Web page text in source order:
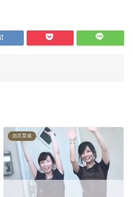
自爪育成